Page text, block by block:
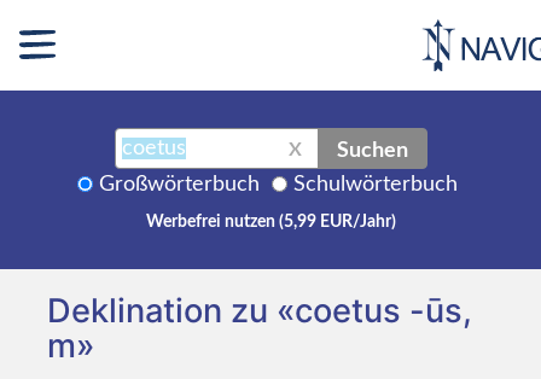
X Suchen
Großwörterbuch Schulwörterbuch
Werbefrei nutzen (5,99 EUR/Jahr)
Deklination zu «coetus -ūs,
m»